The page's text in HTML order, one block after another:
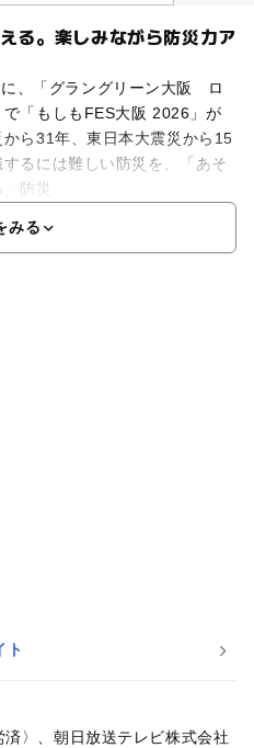
る。楽しみながら防災力ア
、「グラングリーン大阪 ロ
「もしもFES大阪 2026」が
ら31年、東日本大震災から15
るには難しい防災を、「あそ
防災
みる
ト
〉、朝日放送テレビ株式会社